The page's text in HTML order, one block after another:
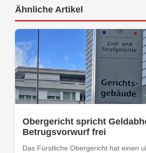
Ähnliche Artikel
Obergericht spricht
Betrugsvorwurf frei
Das Fürstliche Obergericht hat einen